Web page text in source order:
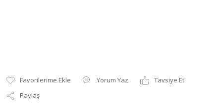
Yorum Yaz
Tavsiye Et
Paylaş